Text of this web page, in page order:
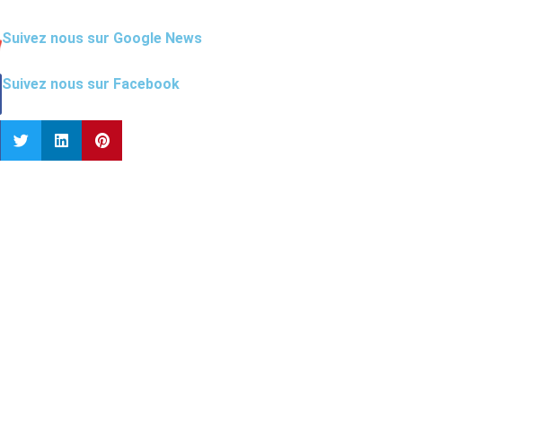
Suivez nous sur Google News
Suivez nous sur Facebook